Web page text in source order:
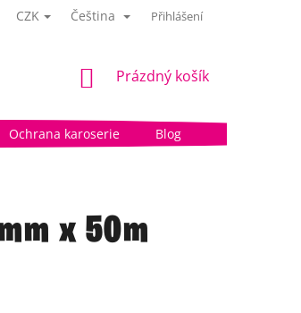
CZK Čeština Přihlášení
NÁKUPNÍ
Prázdný košík
Ochrana karoserie Blog
x 50m